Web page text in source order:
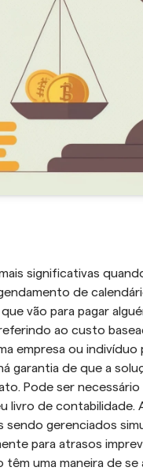
significativas
de
vão para pagar
ao custo
empresa ou
garantia de que a
Pode ser
livro de
sendo gerenciados
para atrasos
têm uma maneira de